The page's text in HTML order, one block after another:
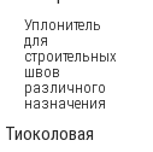
Уплонитель
для
строительных
швов
различного
назначения
Тиоколовая